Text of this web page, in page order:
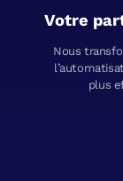
Votre
Nous
plus